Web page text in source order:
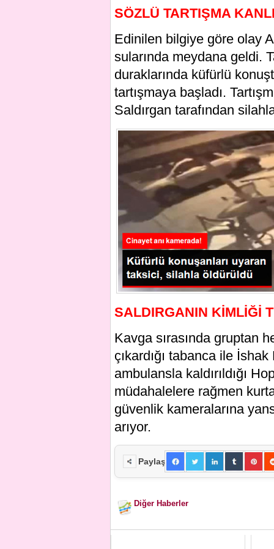
SÖZLÜ TARTIŞMA
Edinilen bilgiye göre olay
sularında meydana geldi.
duraklarında küfürlü
tartışmaya başladı.
Saldırgan tarafından
SALDIRGANIN KİMLİĞİ
Kavga sırasında gruptan
çıkardığı tabanca ile
ambulansla kaldırıldığı
müdahalelere rağmen
güvenlik kameralarına
arıyor.
Paylaş
Diğer Haberler